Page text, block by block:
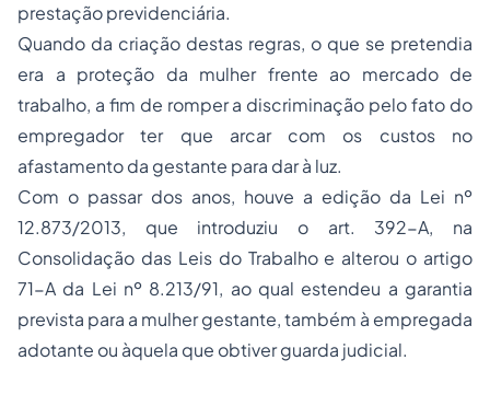
prestação previdenciária.
Quando da criação destas regras, o que se pretendia
era a proteção da mulher frente ao mercado de
trabalho, a fim de romper a discriminação pelo fato do
empregador ter que arcar com os custos no
afastamento da gestante para dar à luz.
Com o passar dos anos, houve a edição da Lei nº
12.873/2013, que introduziu o art. 392-A, na
Consolidação das Leis do Trabalho e alterou o artigo
71-A da Lei nº 8.213/91, ao qual estendeu a garantia
prevista para a mulher gestante, também à empregada
adotante ou àquela que obtiver guarda judicial.